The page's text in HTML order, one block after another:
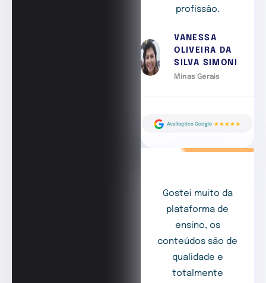
profissão.
VANESSA
OLIVEIRA DA
SILVA SIMONI
Minas Gerais
Gostei muito da
plataforma de
ensino, os
conteúdos são de
qualidade e
totalmente